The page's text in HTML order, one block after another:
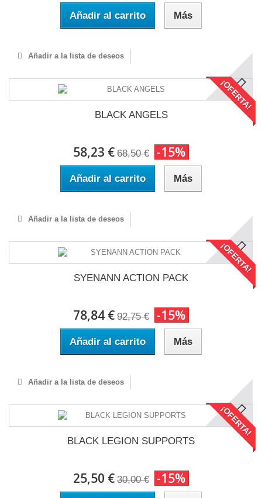
Añadir al carrito Más
Añadir a la lista de deseos
¡OFERTA!
BLACK ANGELS
58,23 € 68,50 € -15%
Añadir al carrito Más
Añadir a la lista de deseos
¡OFERTA!
SYENANN ACTION PACK
78,84 € 92,75 € -15%
Añadir al carrito Más
Añadir a la lista de deseos
¡OFERTA!
BLACK LEGION SUPPORTS
25,50 € 30,00 € -15%